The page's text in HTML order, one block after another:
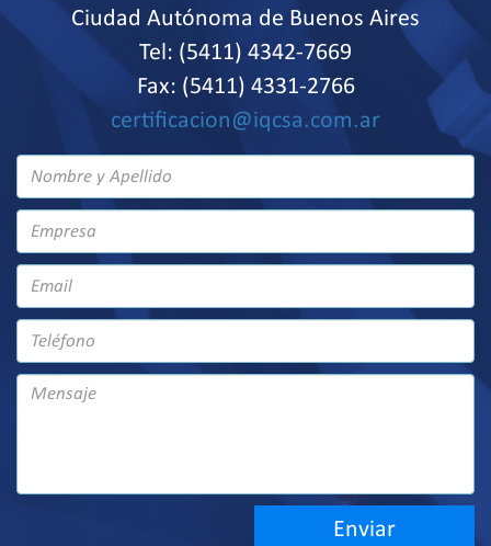
Ciudad Autónoma de Buenos Aires
Tel: (5411) 4342-7669
Fax: (5411) 4331-2766
certificacion@iqcsa.com.ar
Enviar